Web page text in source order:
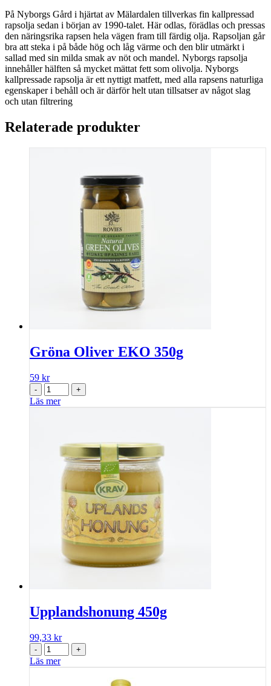
På Nyborgs Gård i hjärtat av Mälardalen tillverkas fin kallpressad
rapsolja sedan i början av 1990-talet. Här odlas, förädlas och pressas
den näringsrika rapsen hela vägen fram till färdig olja. Rapsoljan går
bra att steka i på både hög och låg värme och den blir utmärkt i
sallad med sin milda smak av nöt och mandel. Nyborgs rapsolja
innehåller hälften så mycket mättat fett som olivolja. Nyborgs
kallpressade rapsolja är ett nyttigt matfett, med alla rapsens naturliga
egenskaper i behåll och är därför helt utan tillsatser av något slag
och utan filtrering
Relaterade produkter
Gröna Oliver EKO 350g
59 kr
- +
Läs mer
Upplandshonung 450g
99,33 kr
- +
Läs mer